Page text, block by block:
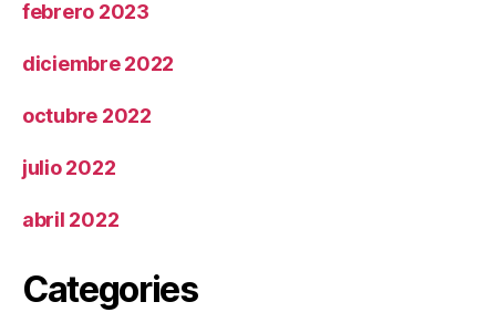
febrero 2023
diciembre 2022
octubre 2022
julio 2022
abril 2022
Categories